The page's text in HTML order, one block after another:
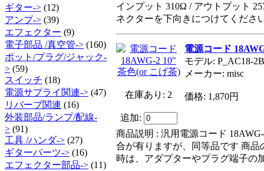
ギター-> (12)
アンプ-> (39)
エフェクター (9)
電子部品 /真空管-> (160)
ポット/プラグ/ジャック-
> (59)
スイッチ (18)
電源サプライ関連-> (47)
リバーブ関連 (16)
外装部品/ランプ/配線-
> (91)
工具 /ハンダ-> (27)
ギターパーツ-> (16)
エフェクター部品-> (11)
インプット 310Ω / アウトプット
ネクターを下向きにつけてくださ
在庫あり: 2
追加:
電源コード
モデル: P_AC18-
メーカー: misc
価格: 1,870円
商品説明 : 汎用電源コード
合が有りますが、同等品です 商
時は、アダプターやプラグ端子の